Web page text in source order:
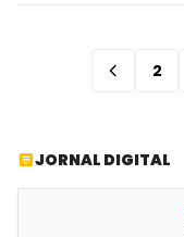
2
JORNAL DIGITAL